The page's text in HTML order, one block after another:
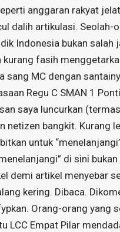
anggaran rakyat
dalih artikulasi. Seolah-
Indonesia bukan salah
kurang fasih
sang MC dengan
Regu C SMAN 1
saya luncurkan
netizen bangkit. Kurang
untuk
di sini
demi artikel menyebar
kering. Dibaca.
Orang-orang yang
LCC Empat Pilar